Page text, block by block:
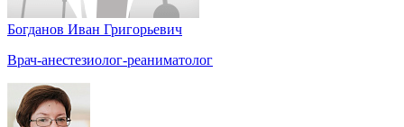
Богданов Иван Григорьевич
Врач-анестезиолог-реаниматолог